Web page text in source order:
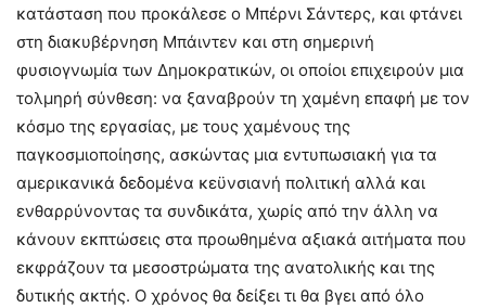
κατάσταση που προκάλεσε ο Μπέρνι Σάντερς, και φτάνει
στη διακυβέρνηση Μπάιντεν και στη σημερινή
φυσιογνωμία των Δημοκρατικών, οι οποίοι επιχειρούν μια
τολμηρή σύνθεση: να ξαναβρούν τη χαμένη επαφή με τον
κόσμο της εργασίας, με τους χαμένους της
παγκοσμιοποίησης, ασκώντας μια εντυπωσιακή για τα
αμερικανικά δεδομένα κεϋνσιανή πολιτική αλλά και
ενθαρρύνοντας τα συνδικάτα, χωρίς από την άλλη να
κάνουν εκπτώσεις στα προωθημένα αξιακά αιτήματα που
εκφράζουν τα μεσοστρώματα της ανατολικής και της
δυτικής ακτής. Ο χρόνος θα δείξει τι θα βγει από όλο